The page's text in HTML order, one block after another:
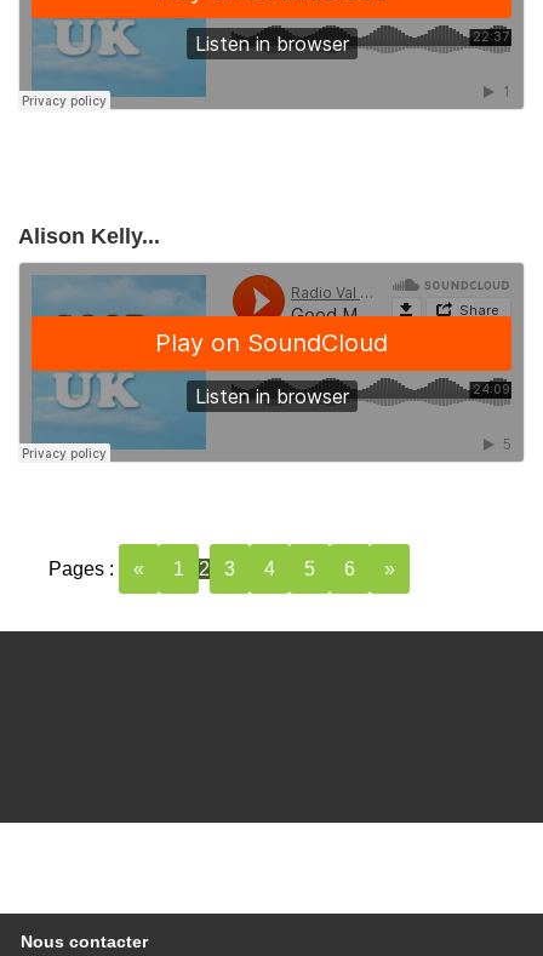
Alison Kelly...
Pages : « 1 2 3 4 5 6 »
Nous contacter